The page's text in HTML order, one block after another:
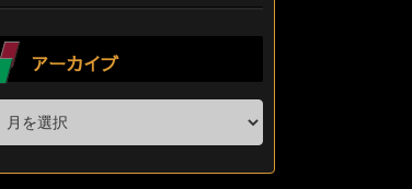
アーカイブ